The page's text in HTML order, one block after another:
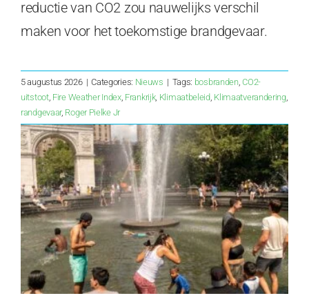
reductie van CO2 zou nauwelijks verschil
maken voor het toekomstige brandgevaar.
5 augustus 2026 | Categories: Nieuws | Tags: bosbranden,CO2-
uitstoot, Fire Weather Index, Frankrijk, Klimaatbeleid, Klimaatverandering,
randgevaar, Roger Pielke Jr